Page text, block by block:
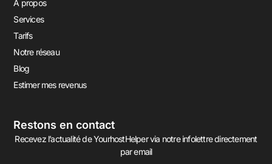
A propos
Services
Tarifs
Notre réseau
Blog
Estimer mes revenus
Restons en contact
Recevez l’actualité de YourhostHelper via notre infolettre directement
par email